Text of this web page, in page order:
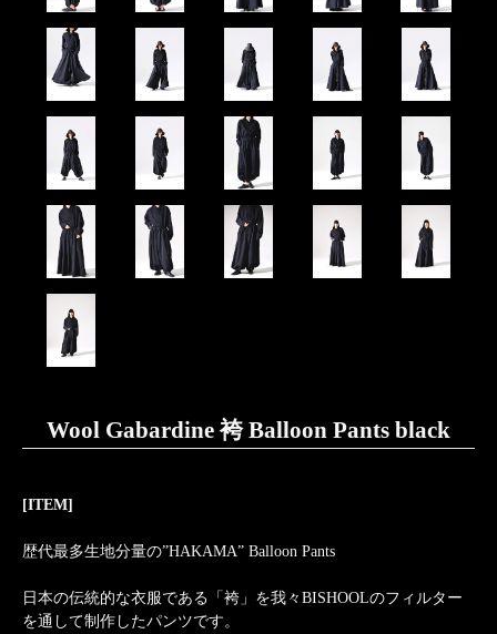
Wool Gabardine 袴 Balloon Pants black
[ITEM]
歴代最多生地分量の”HAKAMA” Balloon Pants
日本の伝統的な衣服である「袴」を我々BISHOOLのフィルター
を通して制作したパンツです。